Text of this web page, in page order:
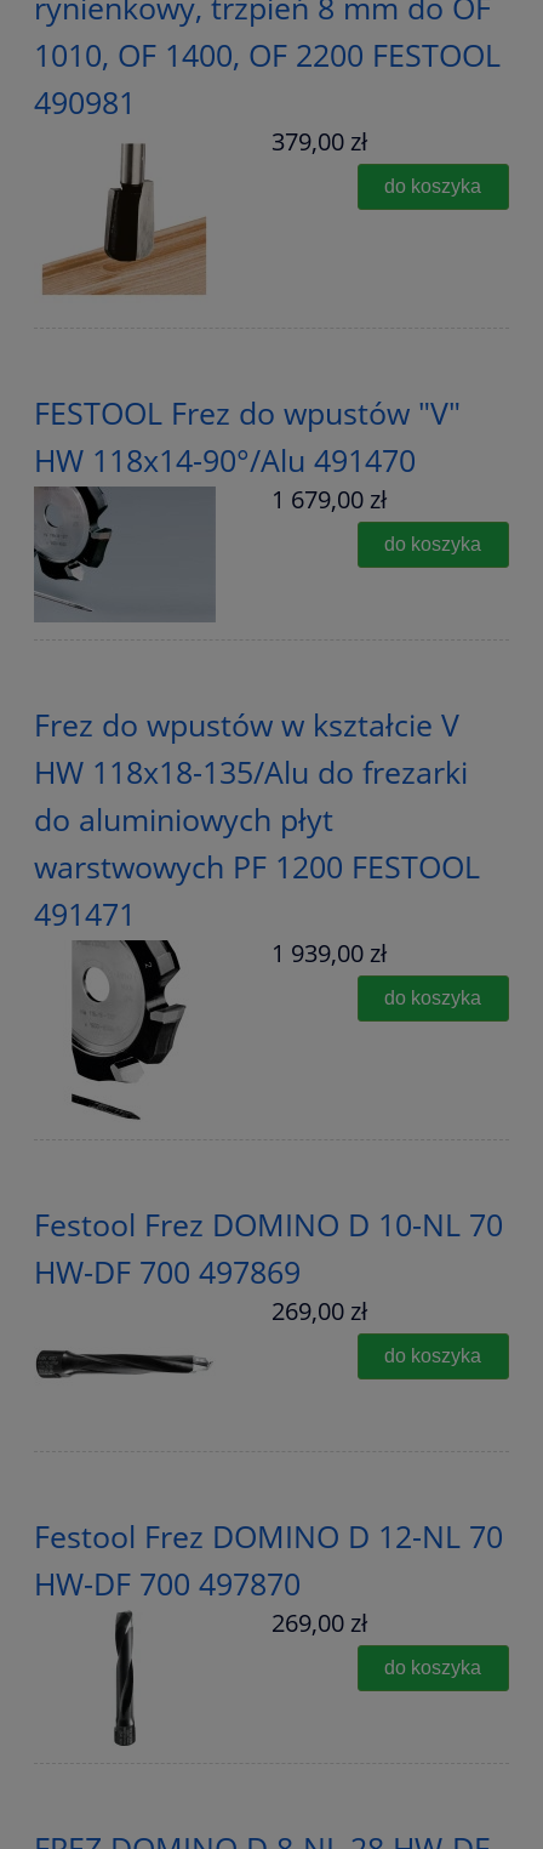
1010, OF 1400, OF 2200 FESTOOL
490981
379,00 zł
do koszyka
FESTOOL Frez do wpustów "V"
HW 118x14-90°/Alu 491470
1 679,00 zł
do koszyka
Frez do wpustów w kształcie V
HW 118x18-135/Alu do frezarki
do aluminiowych płyt
warstwowych PF 1200 FESTOOL
491471
1 939,00 zł
do koszyka
Festool Frez DOMINO D 10-NL 70
HW-DF 700 497869
269,00 zł
do koszyka
Festool Frez DOMINO D 12-NL 70
HW-DF 700 497870
269,00 zł
do koszyka